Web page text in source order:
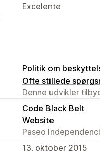
Excelente
Politik om
Ofte stillede
Denne udvikler
Code Black Belt
Website
Paseo
13. oktober 2015